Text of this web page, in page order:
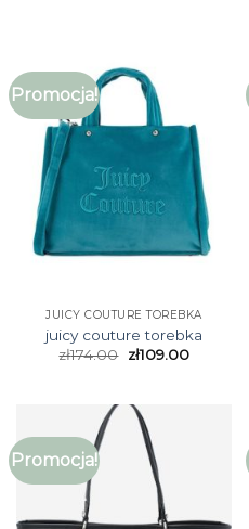
Promocja!
JUICY COUTURE TOREBKA
juicy couture torebka
zł174.00 zł109.00
Promocja!